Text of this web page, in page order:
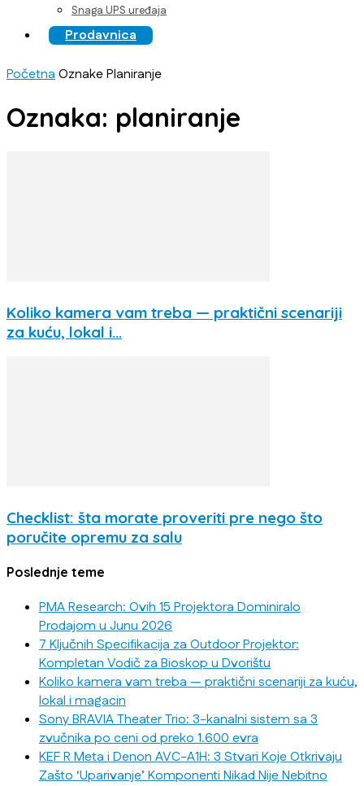
Snaga UPS uređaja
Prodavnica
PočetnaOznakePlaniranje
Oznaka: planiranje
Koliko kamera vam treba — praktični scenariji
za kuću, lokal i...
Checklist: šta morate proveriti pre nego što
poručite opremu za salu
Poslednje teme
PMA Research: Ovih 15 Projektora Dominiralo
Prodajom u Junu 2026
7 Ključnih Specifikacija za Outdoor Projektor:
Kompletan Vodič za Bioskop u Dvorištu
Koliko kamera vam treba — praktični scenariji za kuću,
lokal i magacin
Sony BRAVIA Theater Trio: 3-kanalni sistem sa 3
zvučnika po ceni od preko 1.600 evra
KEF R Meta i Denon AVC-A1H: 3 Stvari Koje Otkrivaju
Zašto ‘Uparivanje’ Komponenti Nikad Nije Nebitno